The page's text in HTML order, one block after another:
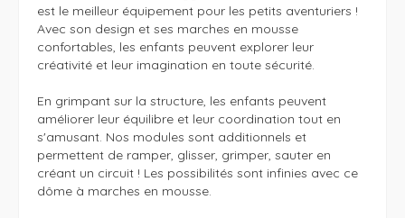
est le meilleur équipement pour les petits aventuriers !
Avec son design et ses marches en mousse
confortables, les enfants peuvent explorer leur
créativité et leur imagination en toute sécurité.
En grimpant sur la structure, les enfants peuvent
améliorer leur équilibre et leur coordination tout en
s'amusant. Nos modules sont additionnels et
permettent de ramper, glisser, grimper, sauter en
créant un circuit ! Les possibilités sont infinies avec ce
dôme à marches en mousse.